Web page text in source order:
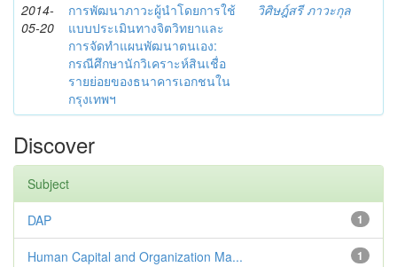
2014-
05-20
การพัฒนาภาวะผู้นำโดยการใช้
แบบประเมินทางจิตวิทยาและ
การจัดทำแผนพัฒนาตนเอง:
กรณีศึกษานักวิเคราะห์สินเชื่อ
รายย่อยของธนาคารเอกชนใน
กรุงเทพฯ
วิศิษฎ์สรี ภาวะกุล
Discover
Subject
1
DAP
1
Human Capital and Organization Ma...